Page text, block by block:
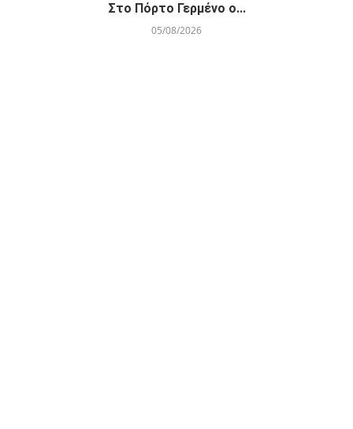
Στο Πόρτο Γερμένο ο...
05/08/2026